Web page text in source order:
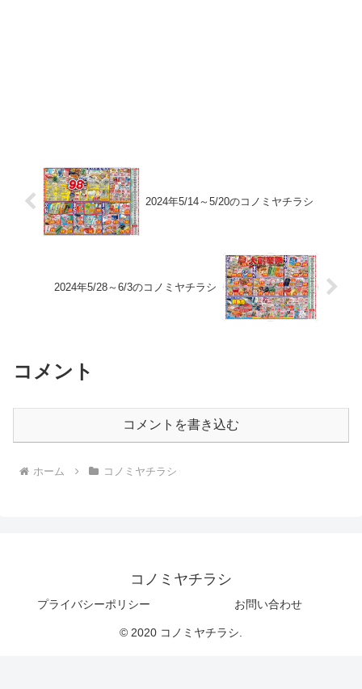
2024年5/14～5/20のコノミヤチラシ
2024年5/28～6/3のコノミヤチラシ
コメント
コメントを書き込む
ホーム コノミヤチラシ
コノミヤチラシ
プライバシーポリシー お問い合わせ
© 2020 コノミヤチラシ.